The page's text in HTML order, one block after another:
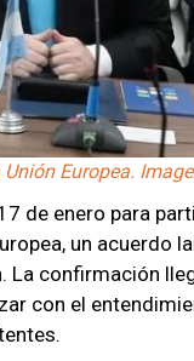
Europea.
de enero para
un acuerdo
La confirmación
con el